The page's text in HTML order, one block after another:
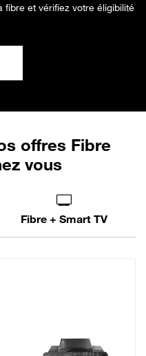
fibre et vérifiez votre éligibilité
offres Fibre
vous
Fibre + Smart TV
Lite Fibre